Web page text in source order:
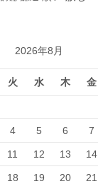
2026年8月
火 水 木 金
4 5 6 7
11 12 13 14
18 19 20 21